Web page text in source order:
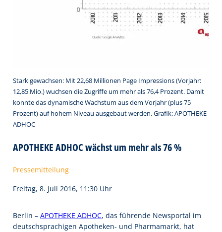
Stark gewachsen: Mit 22,68 Millionen Page Impressions (Vorjahr:
12,85 Mio.) wuchsen die Zugriffe um mehr als 76,4 Prozent. Damit
konnte das dynamische Wachstum aus dem Vorjahr (plus 75
Prozent) auf hohem Niveau ausgebaut werden. Grafik: APOTHEKE
ADHOC
APOTHEKE ADHOC wächst um mehr als 76 %
Pressemitteilung
Freitag, 8. Juli 2016, 11:30 Uhr
Berlin – APOTHEKE ADHOC, das führende Newsportal im
deutschsprachigen Apotheken- und Pharmamarkt, hat